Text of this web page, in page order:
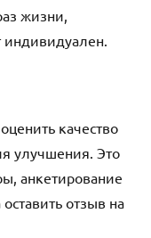
жизни,
индивидуален.
качество
улучшения. Это
анкетирование
отзыв на